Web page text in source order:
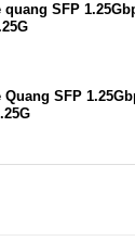
quang SFP
Quang SFP